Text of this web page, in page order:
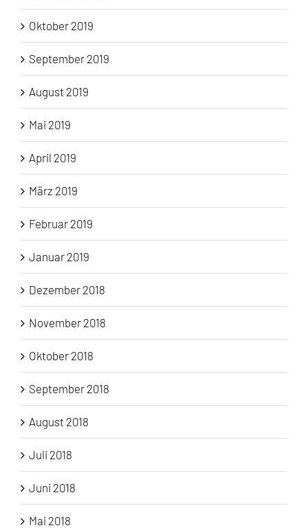
Oktober 2019
September 2019
August 2019
Mai 2019
April 2019
März 2019
Februar 2019
Januar 2019
Dezember 2018
November 2018
Oktober 2018
September 2018
August 2018
Juli 2018
Juni 2018
Mai 2018